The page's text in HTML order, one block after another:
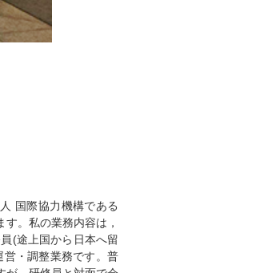
国際協力機構である
。私の業務内容は，
(途上国から日本へ留
・調整業務です。普